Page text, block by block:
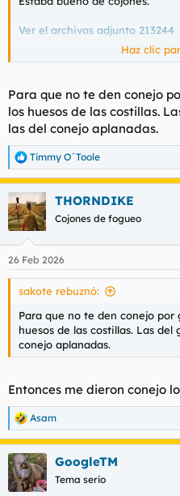
Ver el archivos adjunto 213244
Haz clic
Para que no te den conejo
los huesos de las costillas.
las del conejo aplanadas.
R
e
a
c
c
i
e
s
Timmy O´Toole
THORNDIKE
Cojones de fogueo
26 Feb 2026
sakote rebuznó:
Para que no te den conejo
huesos de las costillas. Las
conejo aplanadas.
Entonces me dieron conejo
R
e
a
c
c
i
Asam
GoogleTM
Tema serio